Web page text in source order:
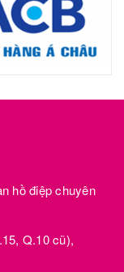
hồ điệp chuyên
Q.10 cũ),